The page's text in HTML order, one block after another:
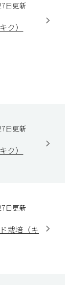
日更新
ク）
日更新
ク）
日更新
栽培（キ